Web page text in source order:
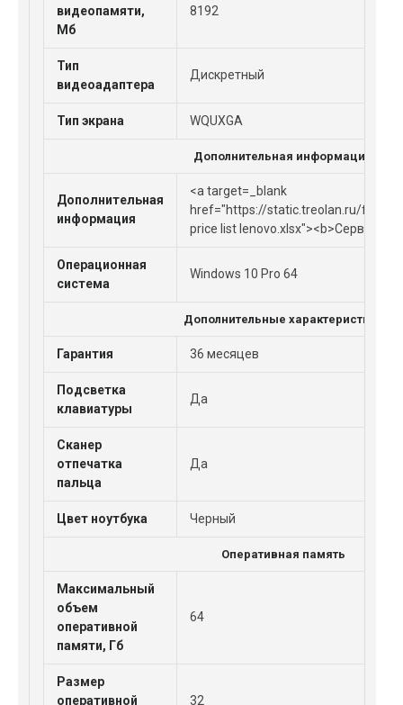
видеопамяти,
Мб
8192
Тип
видеоадаптера
Дискретный
Тип экрана WQUXGA
Дополнительная информация
Дополнительная
информация
<a target=_blank
href="https://static.treolan.ru/files/
price list
Операционная
система
Windows 10 Pro 64
Дополнительные характеристики
Гарантия 36 месяцев
Подсветка
клавиатуры
Да
Сканер
отпечатка
пальца
Да
Цвет ноутбука Черный
Оперативная память
Максимальный
объем
оперативной
памяти, Гб
64
Размер
оперативной
32